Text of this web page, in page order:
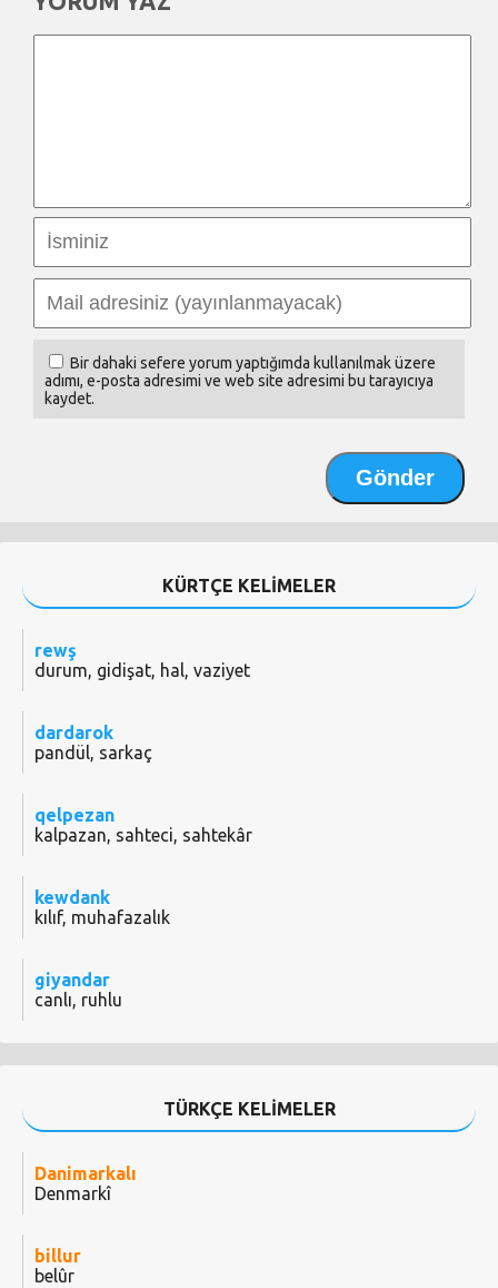
Bir dahaki sefere yorum yaptığımda kullanılmak üzere
adımı, e-posta adresimi ve web site adresimi bu tarayıcıya
kaydet.
KÜRTÇE KELİMELER
rewş
durum, gidişat, hal, vaziyet
dardarok
pandül, sarkaç
qelpezan
kalpazan, sahteci, sahtekâr
kewdank
kılıf, muhafazalık
giyandar
canlı, ruhlu
TÜRKÇE KELİMELER
Danimarkalı
Denmarkî
billur
belûr